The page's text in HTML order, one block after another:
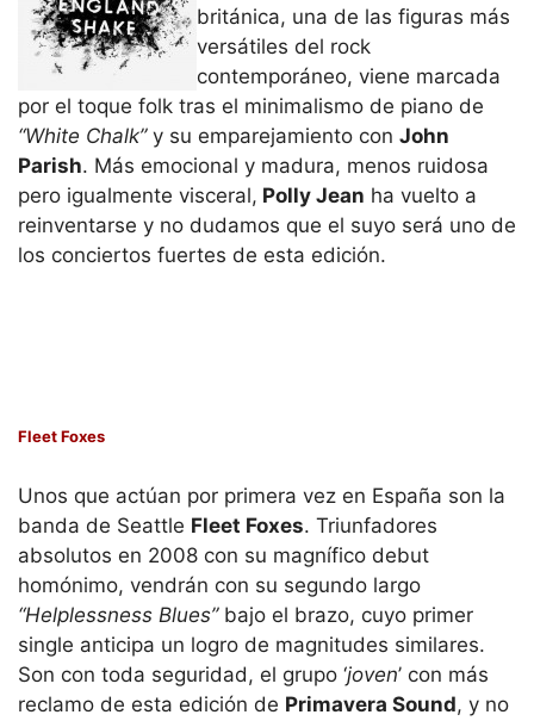
británica, una de las figuras más
versátiles del rock
contemporáneo, viene marcada
por el toque folk tras el minimalismo de piano de
“White Chalk”y su emparejamiento con John
Parish. Más emocional y madura, menos ruidosa
pero igualmente visceral, Polly Jean ha vuelto a
reinventarse y no dudamos que el suyo será uno de
los conciertos fuertes de esta edición.
Fleet Foxes
Unos que actúan por primera vez en España son la
banda de Seattle Fleet Foxes. Triunfadores
absolutos en 2008 con su magnífico debut
homónimo, vendrán con su segundo largo
“Helplessness Blues”bajo el brazo, cuyo primer
single anticipa un logro de magnitudes similares.
Son con toda seguridad, el grupo ‘joven’ con más
reclamo de esta edición de Primavera Sound, y no